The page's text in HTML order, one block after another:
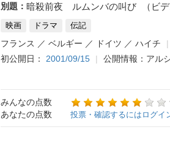
別題： 暗殺前夜 ルムンバの叫び （ビ
映画 ドラマ 伝記
フランス ／ ベルギー ／ ドイツ ／ ハイチ
初公開日： 2001/09/15 公開情報：アル
みんなの点数
あなたの点数
投票・確認するにはログイ